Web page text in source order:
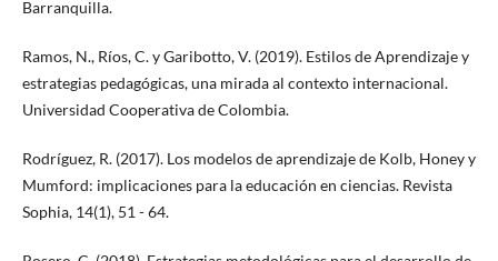
Barranquilla.
Ramos, N., Ríos, C. y Garibotto, V. (2019). Estilos de Aprendizaje y
estrategias pedagógicas, una mirada al contexto internacional.
Universidad Cooperativa de Colombia.
Rodríguez, R. (2017). Los modelos de aprendizaje de Kolb, Honey y
Mumford: implicaciones para la educación en ciencias. Revista
Sophia, 14(1), 51 - 64.